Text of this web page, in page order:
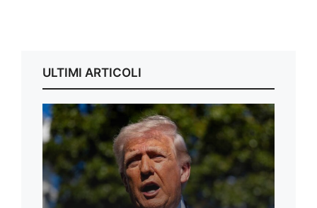
ULTIMI ARTICOLI